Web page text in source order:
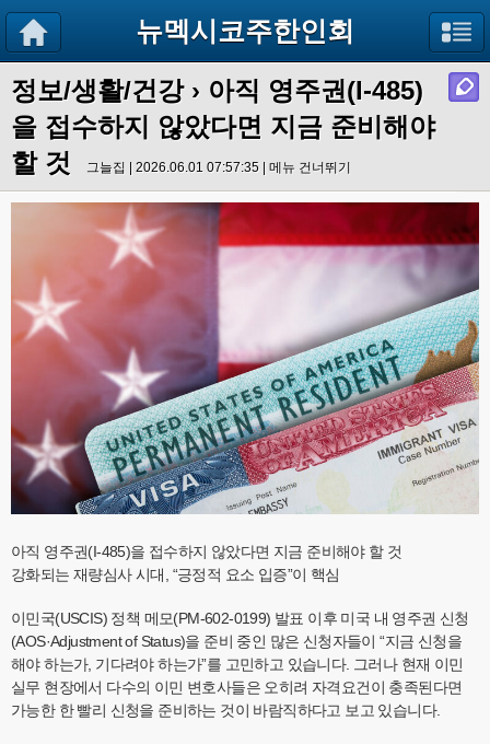
뉴멕시코주한인회
정보/생활/건강› 아직 영주권(I-485)
을 접수하지 않았다면 지금 준비해야
할 것
그늘집 | 2026.06.01 07:57:35 | 메뉴 건너뛰기
아직 영주권(I-485)을 접수하지 않았다면 지금 준비해야 할 것
강화되는 재량심사 시대, “긍정적 요소 입증”이 핵심
이민국(USCIS) 정책 메모(PM-602-0199) 발표 이후 미국 내 영주권 신청
(AOS·Adjustment of Status)을 준비 중인 많은 신청자들이 “지금 신청을
해야 하는가, 기다려야 하는가”를 고민하고 있습니다. 그러나 현재 이민
실무 현장에서 다수의 이민 변호사들은 오히려 자격요건이 충족된다면
가능한 한 빨리 신청을 준비하는 것이 바람직하다고 보고 있습니다.